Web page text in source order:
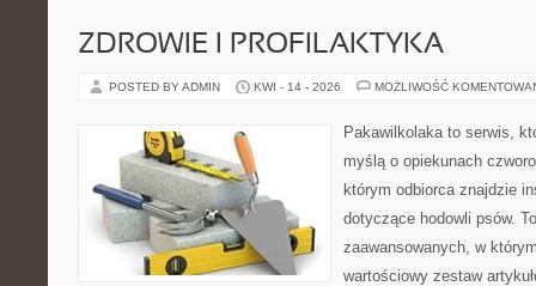
ZDROWIE I PROFILAKTYKA
POSTED BY ADMIN KWI - 14 - 2026 MOŻLIWOŚĆ
Pakawilkolaka to serwis,
myślą o opiekunach
którym odbiorca znajdzie
dotyczące hodowli psów.
zaawansowanych, w
wartościowy zestaw